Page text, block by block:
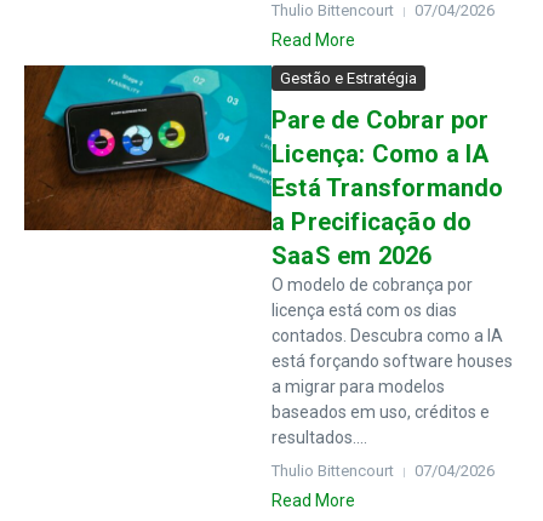
Thulio Bittencourt 07/04/2026
Read More
Gestão e Estratégia
Pare de Cobrar por
Licença: Como a IA
Está Transformando
a Precificação do
SaaS em 2026
O modelo de cobrança por
licença está com os dias
contados. Descubra como a IA
está forçando software houses
a migrar para modelos
baseados em uso, créditos e
resultados....
Thulio Bittencourt 07/04/2026
Read More